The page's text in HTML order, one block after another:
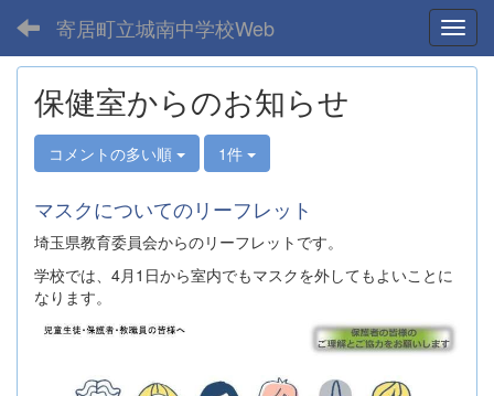
寄居町立城南中学校Web
保健室からのお知らせ
コメントの多い順 1件
マスクについてのリーフレット
埼玉県教育委員会からのリーフレットです。
学校では、4月1日から室内でもマスクを外してもよいことに
なります。